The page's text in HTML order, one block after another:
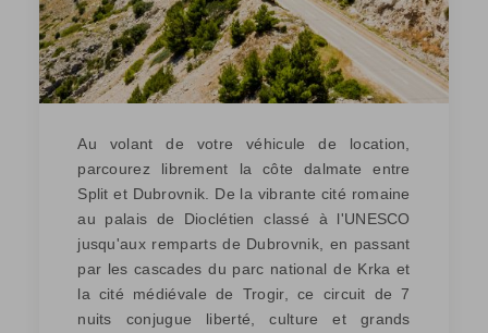
Au volant de votre véhicule de location,
parcourez librement la côte dalmate entre
Split et Dubrovnik. De la vibrante cité romaine
au palais de Dioclétien classé à l'UNESCO
jusqu'aux remparts de Dubrovnik, en passant
par les cascades du parc national de Krka et
la cité médiévale de Trogir, ce circuit de 7
nuits conjugue liberté, culture et grands